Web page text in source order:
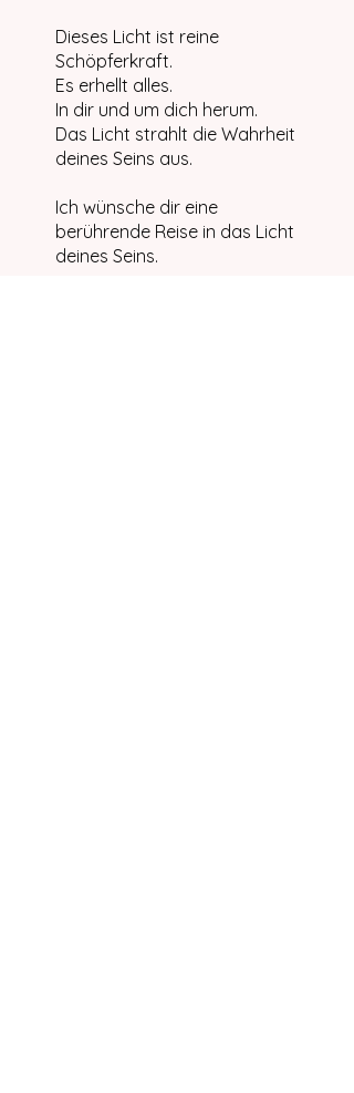
Dieses Licht ist reine
Schöpferkraft.
Es erhellt alles.
In dir und um dich herum.
Das Licht strahlt die Wahrheit
deines Seins aus.
Ich wünsche dir eine
berührende Reise in das Licht
deines Seins.